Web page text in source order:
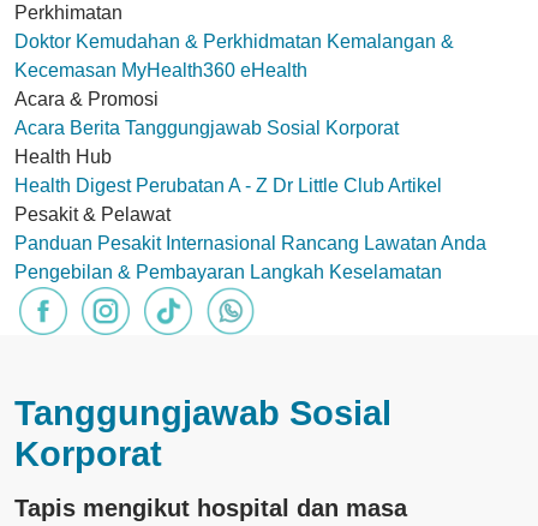
Perkhimatan
Doktor Kemudahan & Perkhidmatan Kemalangan &
Kecemasan MyHealth360 eHealth
Acara & Promosi
Acara Berita Tanggungjawab Sosial Korporat
Health Hub
Health Digest Perubatan A - Z Dr Little ClubArtikel
Pesakit & Pelawat
Panduan Pesakit Internasional
Rancang Lawatan Anda
Pengebilan & Pembayaran Langkah Keselamatan
Tanggungjawab Sosial
Korporat
Tapis mengikut hospital dan masa